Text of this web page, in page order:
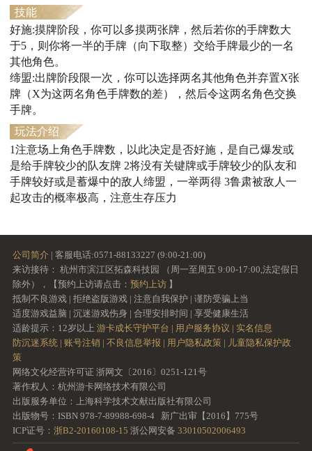
技能
好施:摸牌阶段，你可以多摸两张牌，然后若你的手牌数大
于5，则你将一半的手牌（向下取整）交给手牌最少的一名
其他角色。
缔盟:出牌阶段限一次，你可以选择两名其他角色并弃置X张
牌（X为这两名角色手牌数的差），然后令这两名角色交换
手牌。
玩法介绍
1注意场上角色手牌数，以此决定是否好施，是自己爆发或
是给手牌较少的队友牌 2将没有关键牌或手牌较少的队友和
手牌较好或是蓄爆中的敌人缔盟，一举两得 3鲁肃被敌人一
起攻击的概率极高，注意生存压力
公司简介 | 客服电话:0571-88133227 (9:00-21:00)
来访接待： 杭州市滨江区拓森科技园 （周一至周五 9:00-17:00,法定假日
除外），【预约上访请点击： 预约上访】
抵制不良游戏 | 拒绝盗版游戏 | 注意自我保护 | 谨防受骗上当
适度游戏益脑 | 沉迷游戏伤身 | 合理安排时间 | 享受健康生活
适龄提示：12岁以上 游卡成长守护平台 | 用户服务协议 | 实名信息
防沉迷系统 | 账号注销 | 不良信息举报 | 用户隐私政策 | 儿童隐私保护政
策
网络文化经营许可证 浙网文〔2016〕0251-121号
著作权人：杭州游卡网络技术有限公司
出版服务单位：上海科学技术文献出版社有限公司
出版物号：ISBN 978-7-89988-698-4 新广出审【2016】775号
ICP证号： 浙B2-20160108-15 浙公网安备 33010502006493